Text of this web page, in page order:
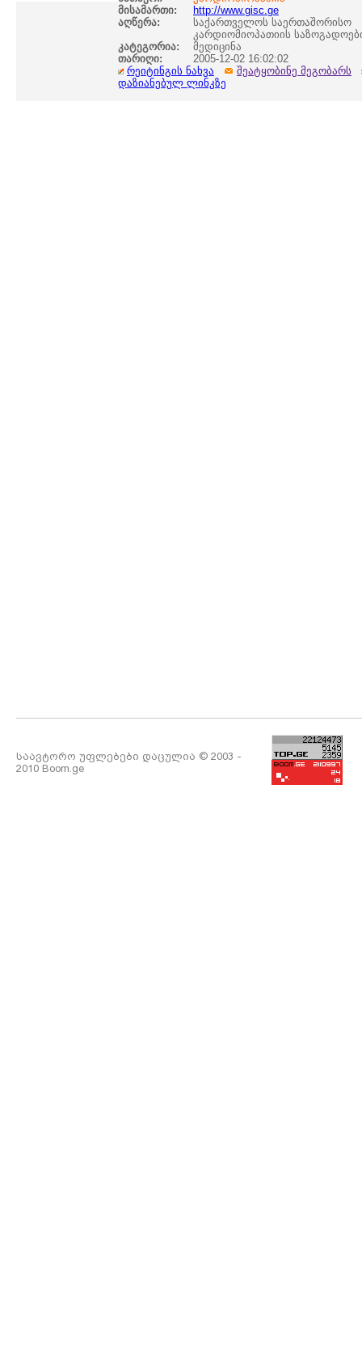
მისამართი:
http://www.gisc.ge
აღწერა:
საქართველოს საერთაშორისო
კარდიომიოპათიის
კატეგორია:
მედიცინა
თარიღი:
2005-12-02 16:02:02
რეიტინგის ნახვა
შეატყობინე მეგობარს
დაზიანებულ ლინკზე
საავტორო უფლებები დაცულია © 2003 -
2010 Boom.ge